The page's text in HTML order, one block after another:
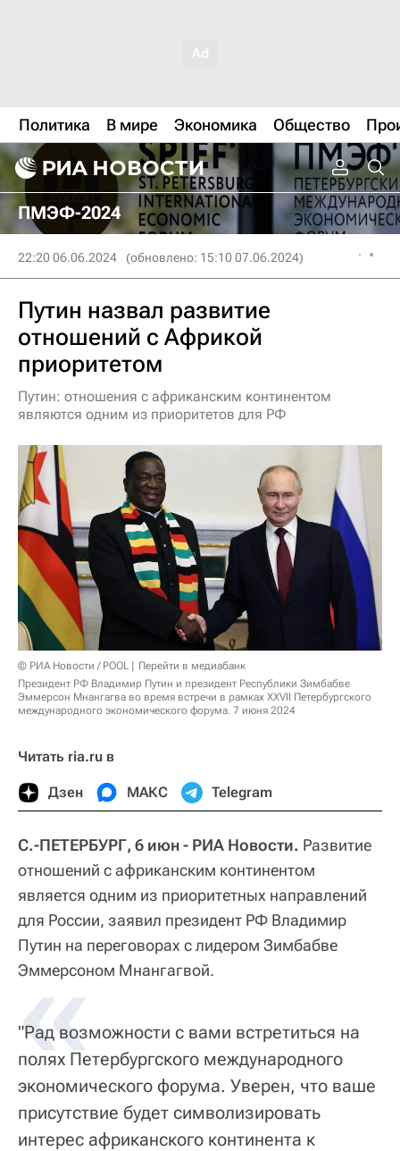
Политика В мире Экономика Общество
ПМЭФ-2024
22:20 06.06.2024 (обновлено: 15:10 07.06.2024)
Путин назвал развитие
отношений с Африкой
приоритетом
Путин: отношения с африканским континентом
являются одним из приоритетов для РФ
© РИА Новости / POOL
Перейти в медиабанк
Президент РФ Владимир Путин и президент Республики Зимбабве
Эммерсон Мнангагва во время встречи в рамках XXVII Петербургского
международного экономического форума. 7 июня 2024
Читать ria.ru в
Дзен МАКС Telegram
С.-ПЕТЕРБУРГ, 6 июн - РИА Новости. Развитие
отношений с африканским континентом
является одним из приоритетных направлений
для России, заявил президент РФ Владимир
Путин на переговорах с лидером Зимбабве
Эммерсоном Мнангагвой.
«
"Рад возможности с вами встретиться на
полях Петербургского международного
экономического форума. Уверен, что ваше
присутствие будет символизировать
интерес африканского континента к